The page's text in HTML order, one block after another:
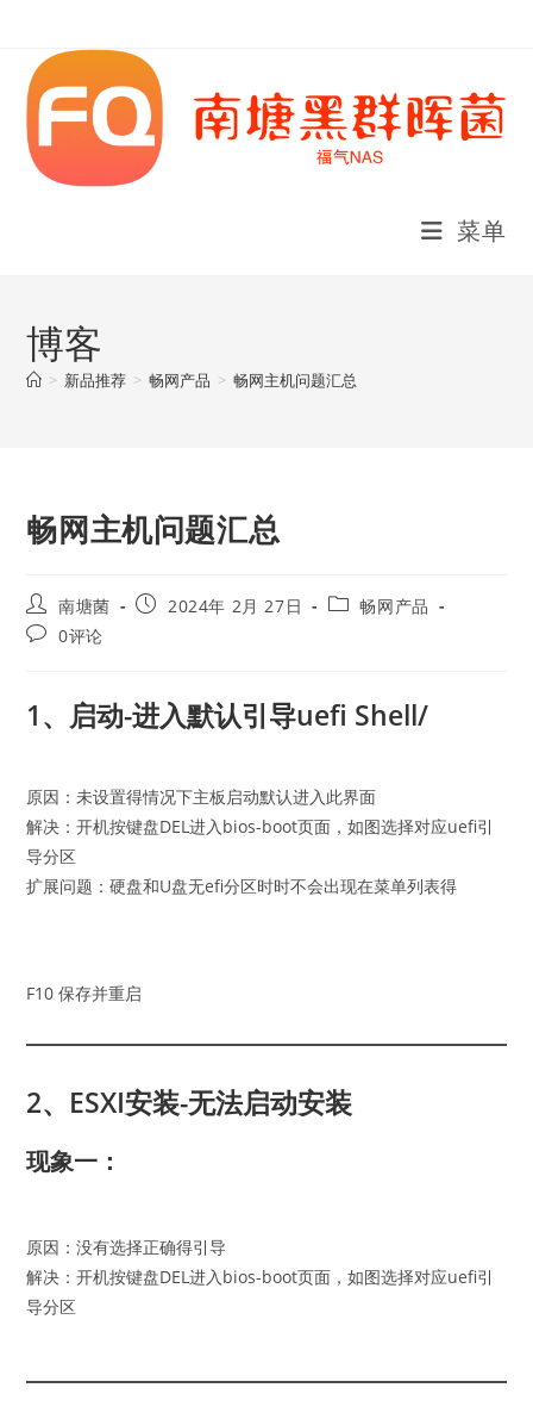
content
菜单
博客
> 新品推荐 > 畅网产品 > 畅网主机问题汇总
畅网主机问题汇总
Post
author:
南塘菌
Post2024年 2月 27日
Post畅网产品
Post0评论
1、启动-进入默认引导uefi Shell/
原因：未设置得情况下主板启动默认进入此界面
解决：开机按键盘DEL进入bios-boot页面，如图选择对应uefi引
导分区
扩展问题：硬盘和U盘无efi分区时时不会出现在菜单列表得
F10 保存并重启
2、ESXI安装-无法启动安装
现象一：
原因：没有选择正确得引导
解决：开机按键盘DEL进入bios-boot页面，如图选择对应uefi引
导分区